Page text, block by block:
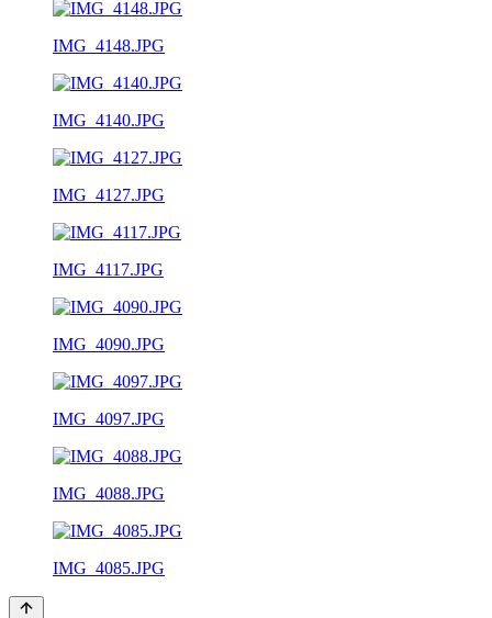
IMG_4148.JPG
IMG_4140.JPG
IMG_4127.JPG
IMG_4117.JPG
IMG_4090.JPG
IMG_4097.JPG
IMG_4088.JPG
IMG_4085.JPG